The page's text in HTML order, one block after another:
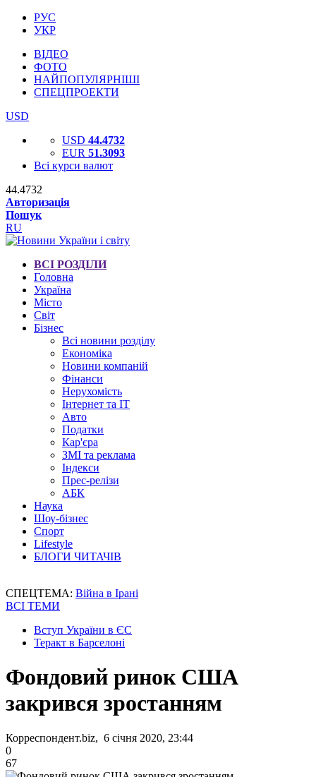
РУС
УКР
ВІДЕО
ФОТО
НАЙПОПУЛЯРНІШІ
СПЕЦПРОЕКТИ
USD
USD 44.4732
EUR 51.3093
Всі курси валют
44.4732
Авторизація
Пошук
RU
ВСІ РОЗДІЛИ
Головна
Україна
Місто
Світ
Бізнес
Всі новини розділу
Економіка
Новини компаній
Фінанси
Нерухомість
Інтернет та IT
Авто
Податки
Кар'єра
ЗМІ та реклама
Індекси
Прес-релізи
АБК
Наука
Шоу-бізнес
Спорт
Lifestyle
БЛОГИ ЧИТАЧІВ
СПЕЦТЕМА: Війна в Ірані
ВСІ ТЕМИ
Вступ України в ЄС
Теракт в Барселоні
Фондовий ринок США
закрився зростанням
Корреспондент.biz, 6 січня 2020, 23:44
0
67